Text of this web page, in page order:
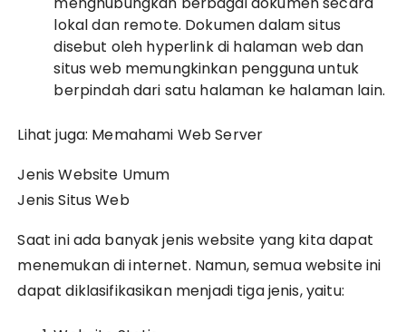
lokal dan remote. Dokumen dalam situs
disebut oleh hyperlink di halaman web dan
situs web memungkinkan pengguna untuk
berpindah dari satu halaman ke halaman lain.
Lihat juga: Memahami Web Server
Jenis Website Umum
Jenis Situs Web
Saat ini ada banyak jenis website yang kita dapat
menemukan di internet. Namun, semua website ini
dapat diklasifikasikan menjadi tiga jenis, yaitu: